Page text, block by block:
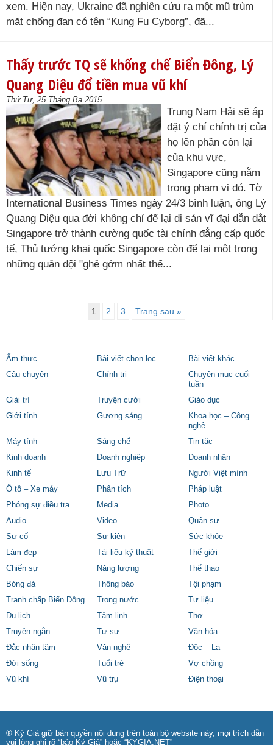
xem. Hiện nay, Ukraine đã nghiên cứu ra một mũ trùm
mặt chống đạn có tên “Kung Fu Cyborg”, đã...
Thấy trước TQ sẽ khống chế Biển Đông, Lý
Quang Diệu đổ tiền mua vũ khí
Thứ Tư, 25 Tháng Ba 2015
Trung Nam Hải sẽ áp
đặt ý chí chính trị của
họ lên phần còn lại
của khu vực,
Singapore cũng nằm
trong phạm vi đó. Tờ
International Business Times ngày 24/3 bình luận, ông Lý
Quang Diệu qua đời không chỉ để lại di sản vĩ đại dẫn dắt
Singapore trở thành cường quốc tài chính đẳng cấp quốc
tế, Thủ tướng khai quốc Singapore còn để lại một trong
những quân đội "ghê gớm nhất thế...
1 2 3 Trang sau »
Ẩm thực Bài viết chọn lọc
Bài viết khác
Câu chuyện
Chính trị
Chuyên mục cuối
tuần
Giải trí
Truyện cười
Giáo dục
Giới tính
Gương sáng
Khoa học – Công
nghệ
Máy tính
Sáng chế
Tin tặc
Kinh doanh
Doanh nghiệp
Doanh nhân
Kinh tế
Lưu Trữ
Người Việt mình
Ô tô – Xe máy
Phân tích
Pháp luật
Phóng sự điều tra
Media
Photo
Audio
Video
Quân sự
Sự cố
Sự kiện
Sức khỏe
Làm đẹp
Tài liệu kỹ thuật
Thế giới
Chiến sự
Năng lượng
Thể thao
Bóng đá
Thông báo
Tội phạm
Tranh chấp Biển Đông
Trong nước
Tư liệu
Du lịch
Tâm linh
Thơ
Truyện ngắn
Tự sự
Văn hóa
Đắc nhân tâm
Văn nghệ
Độc – Lạ
Đời sống
Tuổi trẻ
Vợ chồng
Vũ khí
Vũ trụ Điện thoại
® Ký Giả giữ bản quyền nội dung trên toàn bộ website này, mọi trích dẫn
vui lòng ghi rõ “báo Ký Giả” hoặc “KYGIA.NET”